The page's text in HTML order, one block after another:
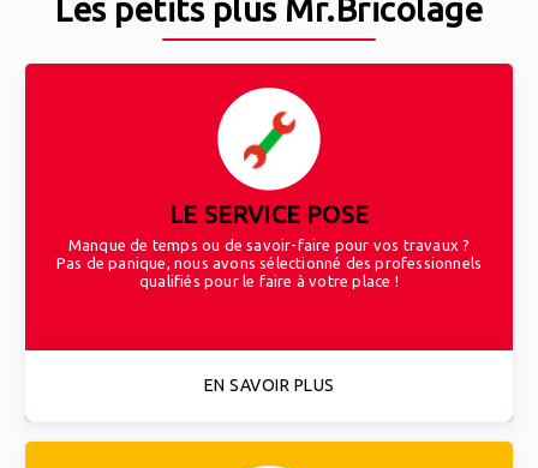
Les petits plus Mr.Bricolage
LE SERVICE POSE
Manque de temps ou de savoir-faire pour vos travaux ?
Pas de panique, nous avons sélectionné des professionnels
qualifiés pour le faire à votre place !
EN SAVOIR PLUS